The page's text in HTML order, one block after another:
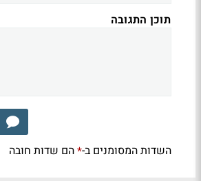
תוכן התגובה
השדות המסומנים ב-*הם שדות חובה